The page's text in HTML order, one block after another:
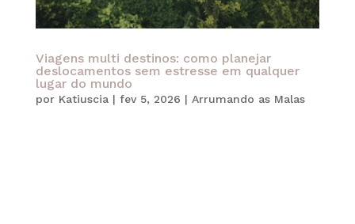
Viagens multi destinos: como planejar
deslocamentos sem estresse em qualquer
lugar do mundo
por Katiuscia| fev 5, 2026 | Arrumando as Malas